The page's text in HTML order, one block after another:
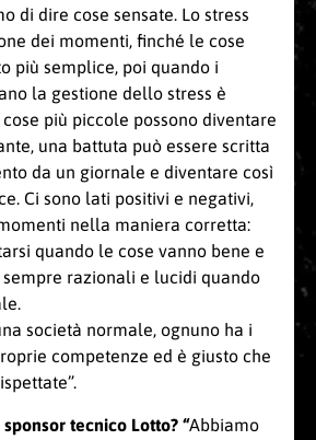
di dire cose sensate. Lo stress
dei momenti, finché le cose
più semplice, poi quando i
la gestione dello stress è
più piccole possono diventare
una battuta può essere scritta
da un giornale e diventare così
Ci sono lati positivi e negativi,
nella maniera corretta:
quando le cose vanno bene e
razionali e lucidi quando
società normale, ognuno ha i
competenze ed è giusto che
tecnico Lotto? “Abbiamo